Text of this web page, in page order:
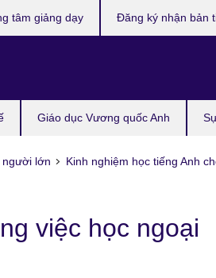
Giáo dục Vương quốc Anh
tâm giảng dạy Đăng ký nhận bản
người lớn Kinh nghiệm học tiếng Anh
việc học ngoại